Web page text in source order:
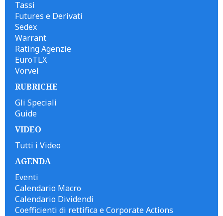
Tassi
Futures e Derivati
Sedex
Warrant
Rating Agenzie
EuroTLX
Vorvel
RUBRICHE
Gli Speciali
Guide
VIDEO
Tutti i Video
AGENDA
Eventi
Calendario Macro
Calendario Dividendi
Coefficienti di rettifica e Corporate Actions